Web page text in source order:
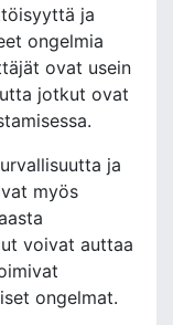
ja
ongelmia
ovat usein
jotkut ovat
ja
myös
voivat auttaa
ongelmat.